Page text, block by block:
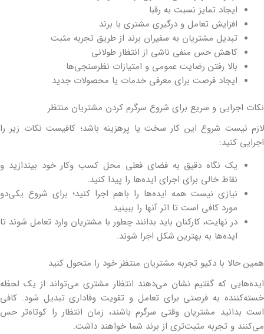
ایجاد تمایز نسبت به رقبا
افزایش تعامل و درگیری مشتری با برند
تبدیل مشتریان به سفیران برند از طریق تجربه مثبت
کاهش حس منفی ناشی از انتظار طولانی
بالا رفتن رضایت عمومی و امتیازات نظرسنجی‌ها
ایجاد فرصت برای معرفی خدمات یا محصولات جدید
نکات اجرایی و سریع برای شروع سرگرم کردن مشتریان منتظر
لازم نیست شروع این کار سخت یا پرهزینه باشد؛ کافیست نکات زیر را
اجرایی کنید:
یک نگاه دقیق به فضای فعلی محل کسب ‎و‎کار خود بیندازید و
نقاط خالی برای اجرای ایده‌ها را پیدا کنید.
نیازی نیست همه ایده‌ها را باهم اجرا کنید؛ برای شروع یکی‌دو
مورد کافی است تا اثر آنها را ببینید.
در نهایت، کارکنان باید بدانند چطور با مشتریان وارد تعامل شوند تا
ایده‌ها به بهترین شکل اجرا شوند.
همین حالا با دکیو تجربه مشتریان منتظر خود را متحول کنید
ایده‌هایی که گفتیم نشان می‌دهند انتظار مشتری می‌تواند از یک لحظه
خسته‌کننده به فرصتی برای تعامل و تقویت وفاداری تبدیل شود. کافی
است بدانید مشتریان وقتی سرگرم باشند، زمان انتظار را کوتاه‌تر حس
می‌کنند و تجربه مثبت‌تری از برند شما خواهند داشت.